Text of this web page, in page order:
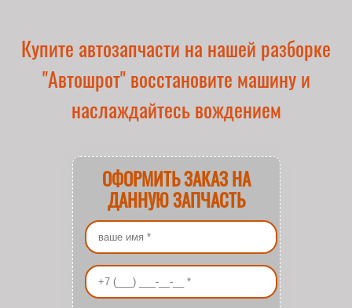
Купите автозапчасти на нашей разборке
"Автошрот" восстановите машину и
наслаждайтесь вождением
ОФОРМИТЬ ЗАКАЗ НА
ДАННУЮ ЗАПЧАСТЬ
Ваше имя
Ваш номер телефона